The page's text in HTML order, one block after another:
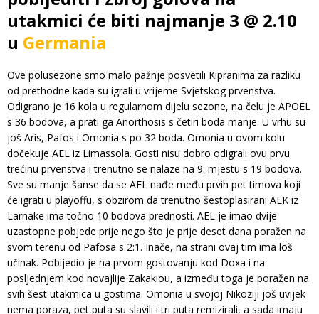
utakmici će biti najmanje 3 @ 2.10
u Germania
Ove polusezone smo malo pažnje posvetili Kipranima za razliku
od prethodne kada su igrali u vrijeme Svjetskog prvenstva.
Odigrano je 16 kola u regularnom dijelu sezone, na čelu je APOEL
s 36 bodova, a prati ga Anorthosis s četiri boda manje. U vrhu su
još Aris, Pafos i Omonia s po 32 boda. Omonia u ovom kolu
dočekuje AEL iz Limassola. Gosti nisu dobro odigrali ovu prvu
trećinu prvenstva i trenutno se nalaze na 9. mjestu s 19 bodova.
Sve su manje šanse da se AEL nađe među prvih pet timova koji
će igrati u playoffu, s obzirom da trenutno šestoplasirani AEK iz
Larnake ima točno 10 bodova prednosti. AEL je imao dvije
uzastopne pobjede prije nego što je prije deset dana poražen na
svom terenu od Pafosa s 2:1. Inače, na strani ovaj tim ima loš
učinak. Pobijedio je na prvom gostovanju kod Doxa i na
posljednjem kod novajlije Zakakiou, a između toga je poražen na
svih šest utakmica u gostima. Omonia u svojoj Nikoziji još uvijek
nema poraza, pet puta su slavili i tri puta remizirali, a sada imaju